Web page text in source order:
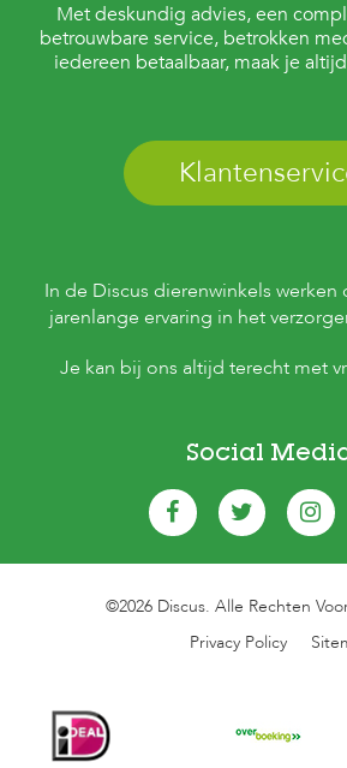
Met deskundig advies, een
betrouwbare service, betrokken
iedereen betaalbaar, maak je
In de Discus dierenwinkels
jarenlange ervaring in het
Je kan bij ons altijd terecht met
Social
©2026 Discus. Alle Rechten
Privacy Policy